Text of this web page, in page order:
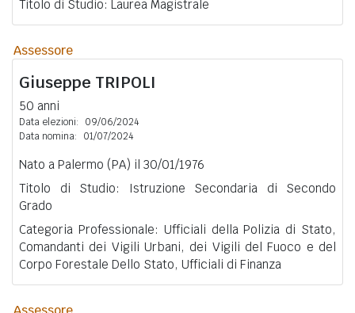
Titolo di Studio: Laurea Magistrale
Assessore
Giuseppe TRIPOLI
50 anni
Data elezioni:
09/06/2024
Data nomina:
01/07/2024
Nato a Palermo (PA) il 30/01/1976
Titolo di Studio: Istruzione Secondaria di Secondo
Grado
Categoria Professionale: Ufficiali della Polizia di Stato,
Comandanti dei Vigili Urbani, dei Vigili del Fuoco e del
Corpo Forestale Dello Stato, Ufficiali di Finanza